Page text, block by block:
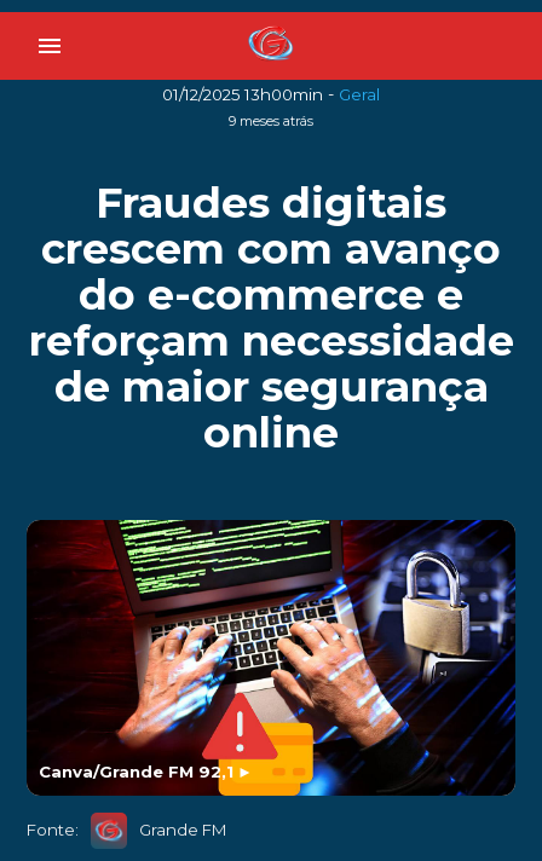
menu
01/12/2025 13h00min - Geral
9 meses atrás
Fraudes digitais
crescem com avanço
do e-commerce e
reforçam necessidade
de maior segurança
online
Canva/Grande FM 92,1►
Fonte: Grande FM